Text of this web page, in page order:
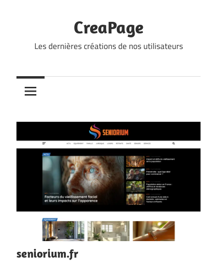
CreaPage
Les dernières créations de nos utilisateurs
seniorium.fr